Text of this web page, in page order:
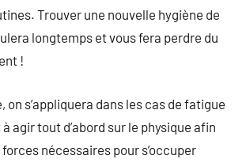
Trouver une nouvelle hygiène de
longtemps et vous fera perdre du
!
on s’appliquera dans les cas de fatigue
à agir tout d’abord sur le physique afin
nécessaires pour s’occuper